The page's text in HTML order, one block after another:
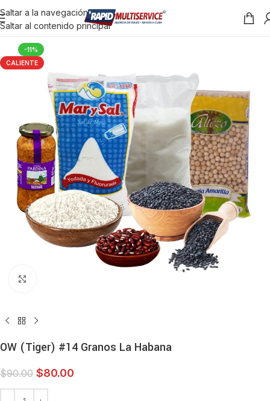
Saltar a la navegación
Saltar al contenido principal
-11%
CALIENTE
OW (Tiger) #14 Granos La Habana
$90.00 $80.00